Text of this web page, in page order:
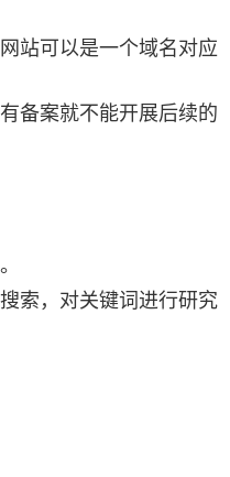
站可以是一个域名对应
备案就不能开展后续的
索，对关键词进行研究